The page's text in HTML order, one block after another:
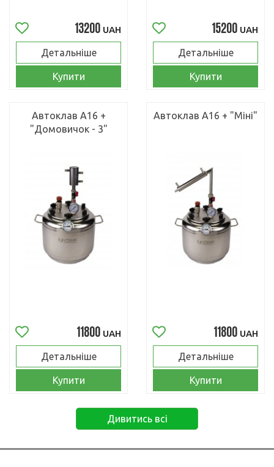
13200 UAH
Детальніше
Купити
15200 UAH
Детальніше
Купити
Автоклав А16 +
"Домовичок - 3"
11800 UAH
Детальніше
Купити
Автоклав А16 + "Міні"
11800 UAH
Детальніше
Купити
Дивитись всі